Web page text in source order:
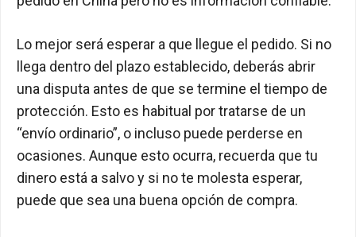
Lo mejor será esperar a que llegue el pedido. Si no
llega dentro del plazo establecido, deberás abrir
una disputa antes de que se termine el tiempo de
protección. Esto es habitual por tratarse de un
“envío ordinario”, o incluso puede perderse en
ocasiones. Aunque esto ocurra, recuerda que tu
dinero está a salvo y si no te molesta esperar,
puede que sea una buena opción de compra.